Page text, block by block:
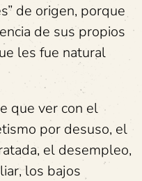
de origen, porque
de sus propios
les fue natural
que ver con el
por desuso, el
el desempleo,
los bajos